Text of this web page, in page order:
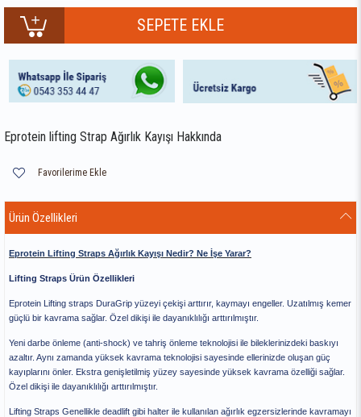
Eprotein lifting Strap Ağırlık Kayışı Hakkında
Favorilerime Ekle
Ürün Özellikleri
Eprotein Lifting Straps Ağırlık Kayışı Nedir? Ne İşe Yarar?
Lifting Straps Ürün Özellikleri
Eprotein Lifting straps DuraGrip yüzeyi çekişi arttırır, kaymayı engeller. Uzatılmış kemer
güçlü bir kavrama sağlar. Özel dikişi ile dayanıklılığı arttırılmıştır.
Yeni darbe önleme (anti-shock) ve tahriş önleme teknolojisi ile bileklerinizdeki baskıyı
azaltır. Aynı zamanda yüksek kavrama teknolojisi sayesinde ellerinizde oluşan güç
kayıplarını önler. Ekstra genişletilmiş yüzey sayesinde yüksek kavrama özelliği sağlar.
Özel dikişi ile dayanıklılığı arttırılmıştır.
Lifting Straps Genellikle deadlift gibi halter ile kullanılan ağırlık egzersizlerinde kavramayı